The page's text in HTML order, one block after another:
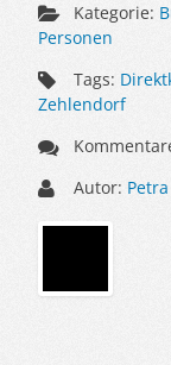
Kategorie:
Personen
Tags:
Zehlendorf
Autor: